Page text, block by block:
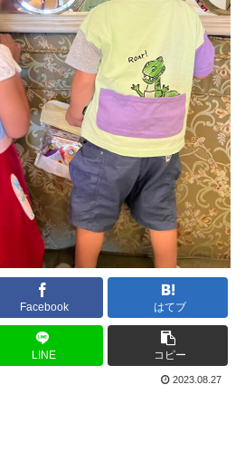
Facebook はてブ
LINE コピー
2023.08.27